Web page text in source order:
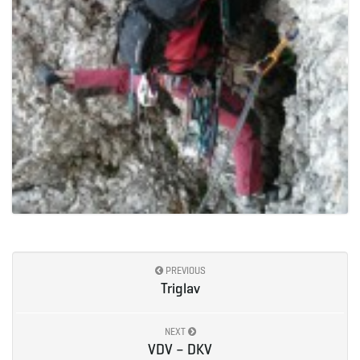
PREVIOUS
Triglav
NEXT
VDV – DKV